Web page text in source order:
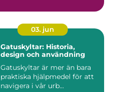
03. jun
Gatuskyltar: Historia,
design och användning
Gatuskyltar är mer än bara
praktiska hjälpmedel för att
navigera i vår urb...